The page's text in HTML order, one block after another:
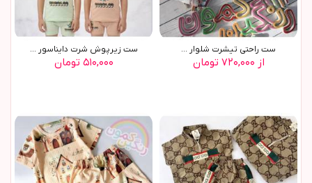
ست راحتی تیشرت شلوار ...
از ۷۲۰,۰۰۰ تومان
ست زیرپوش شرت دایناسور ...
۵۱۰,۰۰۰ تومان